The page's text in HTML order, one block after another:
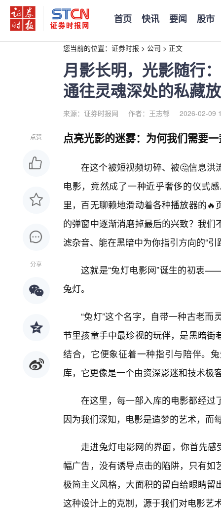
首页 快讯 要闻 股市
您当前的位置： 证券时报 > 公司 > 正文
月影长明，光影随行
通往灵魂深处的私藏
来源：证券时报网 作者：王志郁 2026-02-09
点赞
分享
点亮光影的迷雾：为何我们需要
在这个被短视频切碎、被🤔信息洪
电影，竟然成了一种近乎奢侈的仪式
里，百无聊赖地滑动着各种播放器的
的弹窗中逐渐消磨掉最后的兴致？我
滤杂音、能在黑暗中为你指引方向的“引
这就是“兔灯电影网”诞生的初衷
兔灯。
“兔灯”这个名字，自带一种古老
节里孩童手中最珍视的玩伴，是黑暗
结合，它便象征着一种指引与陪伴。
库，它更像是一个由资深影迷和技术极
在这里，每一部入库的电影都经过
因为我们深知，电影是造梦的艺术，而
走进兔灯电影网的界面，你首先感
幅广告，没有诱导点击的陷阱，只有
极简主义风格，大面积的留白给眼睛
这种设计上的克制，源于我们对电影艺